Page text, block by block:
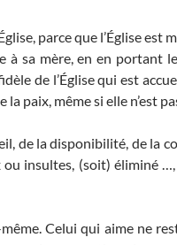
parce que l’Église est
à sa mère, en en portant
de l’Église qui est
paix, même si elle n’est
de la disponibilité, de la
insultes, (soit) éliminé
Celui qui aime ne